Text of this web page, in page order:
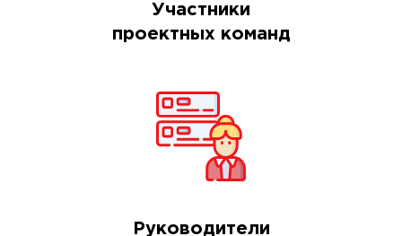
Участники
проектных команд
Руководители